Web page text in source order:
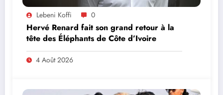
Lebeni Koffi 0
Hervé Renard fait son grand retour à la
tête des Éléphants de Côte d’Ivoire
4 Août 2026